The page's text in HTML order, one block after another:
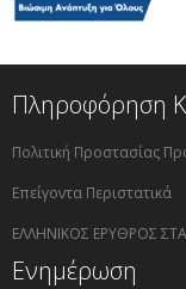
Πληροφόρηση
Πολιτική Προστασίας
Επείγοντα Περιστατικά
ΕΛΛΗΝΙΚΟΣ ΕΡΥΘΡΟΣ
Ενημέρωση